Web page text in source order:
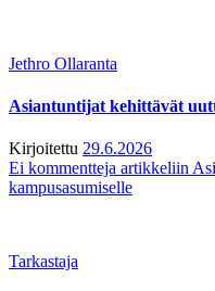
Jethro Ollaranta
Asiantuntijat kehittävät
Kirjoitettu 29.6.2026
Ei kommentteja artikkeliin
kampusasumiselle
Tarkastaja